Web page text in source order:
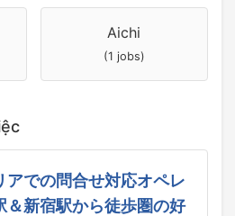
Aichi
(1 jobs)
アでの問合せ対応オペレ
＆新宿駅から徒歩圏の好